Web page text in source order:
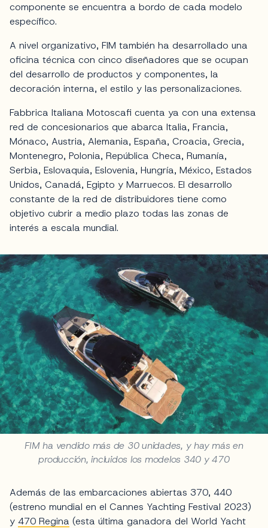
componente se encuentra a bordo de cada modelo
específico.
A nivel organizativo, FIM también ha desarrollado una
oficina técnica con cinco diseñadores que se ocupan
del desarrollo de productos y componentes, la
decoración interna, el estilo y las personalizaciones.
Fabbrica Italiana Motoscafi cuenta ya con una extensa
red de concesionarios que abarca Italia, Francia,
Mónaco, Austria, Alemania, España, Croacia, Grecia,
Montenegro, Polonia, República Checa, Rumanía,
Serbia, Eslovaquia, Eslovenia, Hungría, México, Estados
Unidos, Canadá, Egipto y Marruecos. El desarrollo
constante de la red de distribuidores tiene como
objetivo cubrir a medio plazo todas las zonas de
interés a escala mundial.
FIM ha vendido más de 30 unidades, y hay más en
producción, incluidos los modelos 340 y 470
Además de las embarcaciones abiertas 370, 440
(estreno mundial en el Cannes Yachting Festival 2023)
y 470 Regina (esta última ganadora del World Yacht